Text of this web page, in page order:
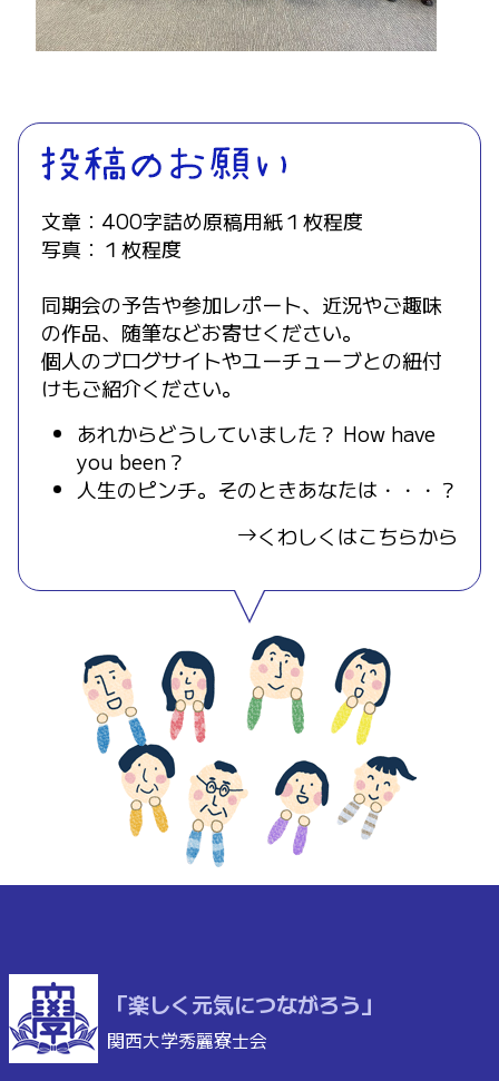
文章：400字詰め原稿用紙１枚程度
写真：１枚程度
同期会の予告や参加レポート、近況やご趣味
の作品、随筆などお寄せください。
個人のブログサイトやユーチューブとの紐付
けもご紹介ください。
あれからどうしていました？ How have
you been？
人生のピンチ。そのときあなたは・・・？
くわしくはこちらから
「楽しく元気につながろう」
関西大学秀麗寮士会